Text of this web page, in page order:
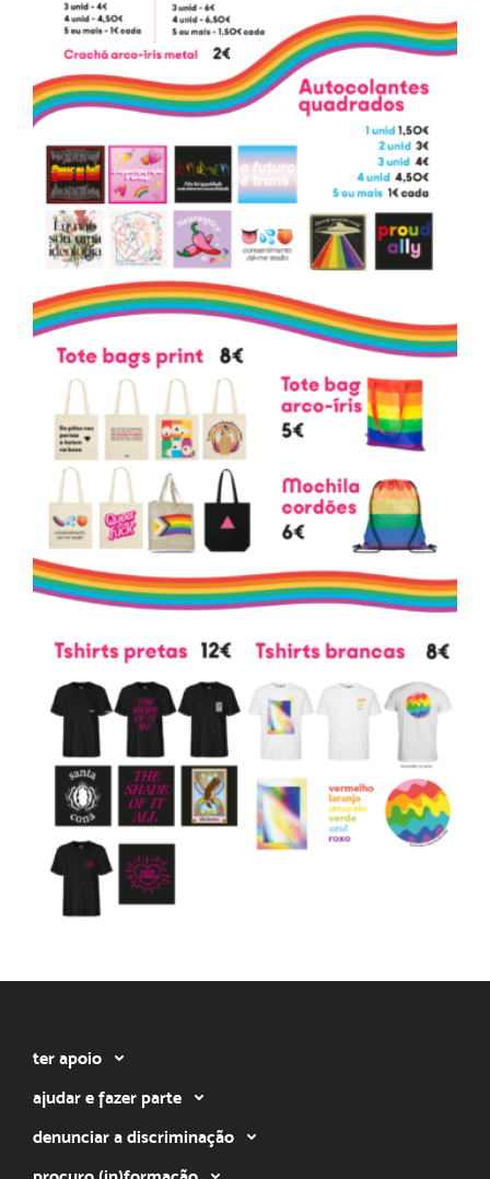
ter apoio
ajudar e fazer parte
denunciar a discriminação